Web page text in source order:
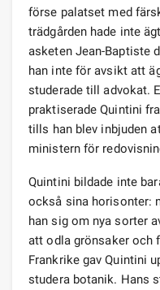
förse palatset med
trädgården hade inte
asketen Jean-Baptiste
han inte för avsikt att
studerade till advokat.
praktiserade Quintini
tills han blev inbjuden
ministern för
Quintini bildade inte
också sina horisonter:
han sig om nya sorter
att odla grönsaker och
Frankrike gav Quintini
studera botanik. Hans